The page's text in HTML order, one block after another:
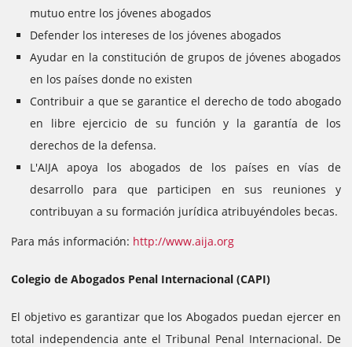
mutuo entre los jóvenes abogados
Defender los intereses de los jóvenes abogados
Ayudar en la constitución de grupos de jóvenes abogados
en los países donde no existen
Contribuir a que se garantice el derecho de todo abogado
en libre ejercicio de su función y la garantía de los
derechos de la defensa.
L'AIJA apoya los abogados de los países en vías de
desarrollo para que participen en sus reuniones y
contribuyan a su formación jurídica atribuyéndoles becas.
Para más información: http://www.aija.org
Colegio de Abogados Penal Internacional (CAPI)
El objetivo es garantizar que los Abogados puedan ejercer en
total independencia ante el Tribunal Penal Internacional. De